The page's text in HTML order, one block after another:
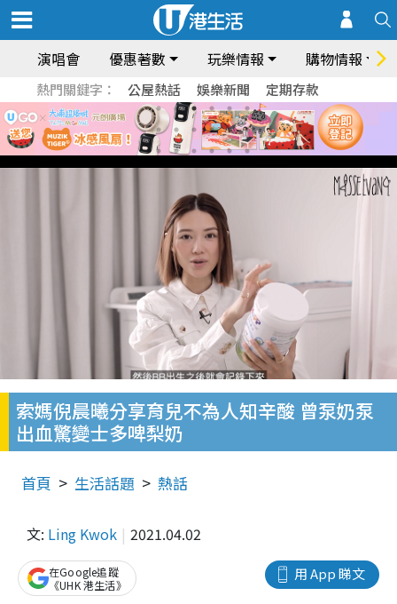
演唱會 優惠著數 玩樂情報 購物情報
熱門關鍵字： 公屋熱話 娛樂新聞 定期存款
索媽倪晨曦分享育兒不為人知辛酸 曾泵奶泵
出血驚變士多啤梨奶
首頁 生活話題 熱話
文: Ling Kwok 2021.04.02
用 App 睇文
在Google追蹤
《UHK 港生活》